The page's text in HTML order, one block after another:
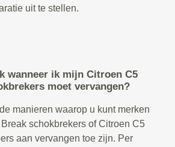
uit te stellen.
wanneer ik mijn Citroen C5
moet vervangen?
manieren waarop u kunt merken
schokbrekers of Citroen C5
aan vervangen toe zijn. Per